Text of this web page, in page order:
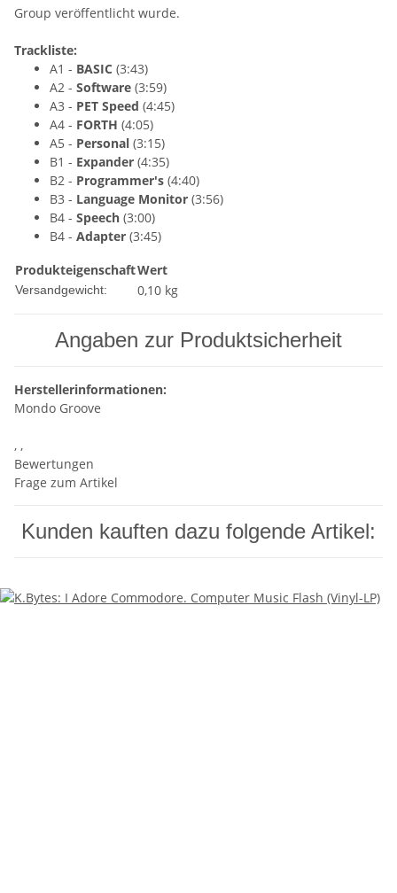
Group veröffentlicht wurde.
Trackliste:
A1 - BASIC (3:43)
A2 - Software (3:59)
A3 - PET Speed (4:45)
A4 - FORTH (4:05)
A5 - Personal (3:15)
B1 - Expander (4:35)
B2 - Programmer's (4:40)
B3 - Language Monitor (3:56)
B4 - Speech (3:00)
B4 - Adapter (3:45)
ProdukteigenschaftWert
Versandgewicht: 0,10 kg
Angaben zur Produktsicherheit
Herstellerinformationen:
Mondo Groove
, ,
Bewertungen
Frage zum Artikel
Kunden kauften dazu folgende Artikel: